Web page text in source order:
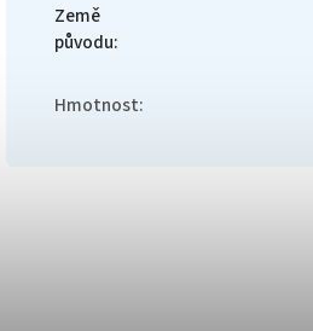
Země
původu:
Hmotnost: